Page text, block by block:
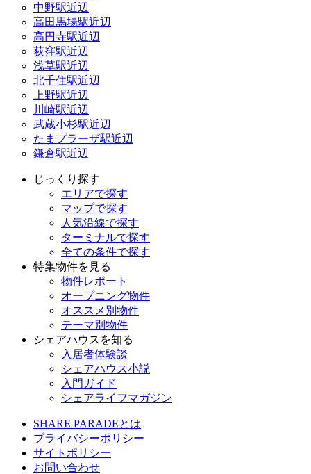
中野駅近辺
高田馬場駅近辺
高円寺駅近辺
荻窪駅近辺
浅草駅近辺
北千住駅近辺
上野駅近辺
川崎駅近辺
武蔵小杉駅近辺
たまプラーザ駅近辺
鎌倉駅近辺
じっくり探す
エリアで探す
マップで探す
人気沿線で探す
ターミナルで探す
全ての条件で探す
特集物件を見る
物件レポート
オープニング物件
オススメ別物件
テーマ別物件
シェアハウスを知る
入居者体験談
シェアハウス小説
入門ガイド
シェアライフマガジン
SHARE PARADEとは
プライバシーポリシー
サイトポリシー
お問い合わせ